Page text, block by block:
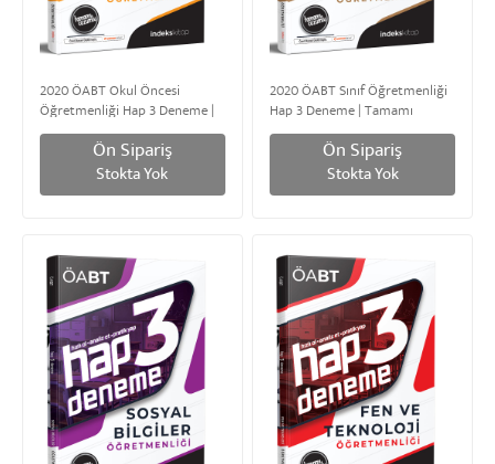
2020 ÖABT Okul Öncesi
Öğretmenliği Hap 3 Deneme |
Tamamı Çözümlü
Ön Sipariş
Stokta Yok
2020 ÖABT Sınıf Öğretmenliği
Hap 3 Deneme | Tamamı
Çözümlü
Ön Sipariş
Stokta Yok